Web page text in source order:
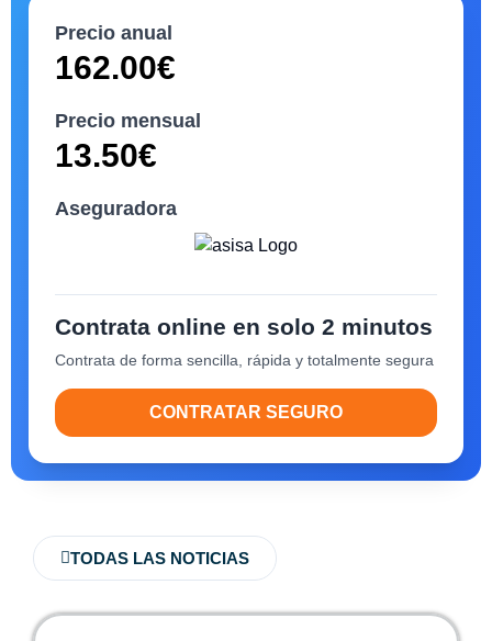
Precio anual
162.00€
Precio mensual
13.50€
Aseguradora
Contrata online en solo 2 minutos
Contrata de forma sencilla, rápida y totalmente segura
CONTRATAR SEGURO
TODAS LAS NOTICIAS